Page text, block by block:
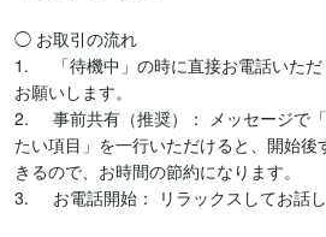
◯ お取引の流れ
1.	「待機中」の時に直接お電話いただくか、メッセージで予約を
お願いします。
2.	事前共有（推奨）： メッセージで「行きたい都市」や「聞き
たい項目」を一行いただけると、開始
きるので、お時間の節約になります。
3.	お電話開始： リラックスしてお話しください。